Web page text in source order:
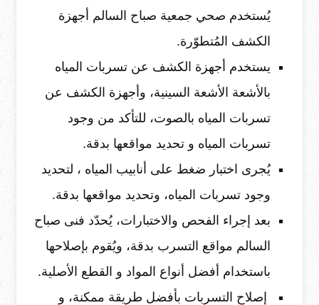
يُستخدم صحي جمعية صباح السالم أجهزة
الكشف المُتطوّرة.
يستخدم أجهزة الكشف عن تسربات المياه
بالأشعة الأشعة السينية، وأجهزة الكشف عن
تسربات المياه بالصوت، للتأكد من وجود
تسربات المياه و تحديد مواقعها بدقة.
يُجرى اختبار ضغط على أنابيب المياه ، لتحديد
وجود تسربات المياه، وتحديد مواقعها بدقة.
بعد إجراء الفحص والاختبارات، يُحدّد فنى صباح
السالم مواقع التسرب بدقة، ويُقوم بإصلاحها
باستخدام أفضل أنواع المواد و القطع الأصلية.
إصلاح التسربات بأفضل طريقة ممكنة، و